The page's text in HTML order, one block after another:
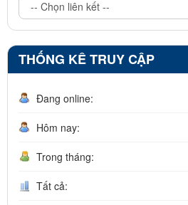
THỐNG KÊ TRUY CẬP
Đang online:
Hôm nay:
Trong tháng:
Tất cả: